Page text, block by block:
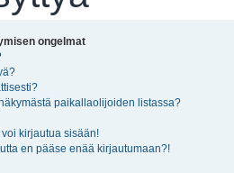
ongelmat
paikallaolijoiden listassa?
kirjautua sisään!
en pääse enää kirjautumaan?!